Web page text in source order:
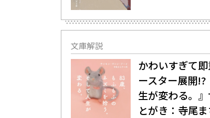
文庫解説
かわいすぎて
ースター展開
生が変わる。
とがき：寺尾ま